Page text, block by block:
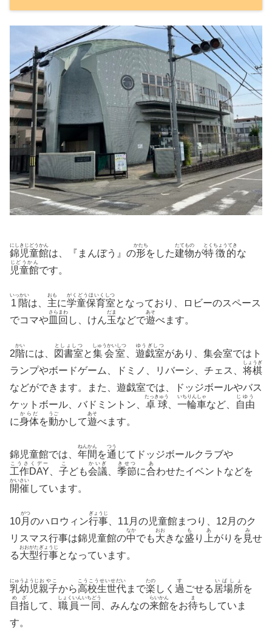
錦児童館
にしきじどうかん
は、『まんぼう』の形
かたち
をした建物
たてもの
が特徴的
とくちょうてき
な
児童館
じどうかん
です。
1階
いっかい
は、 主
おも
に学童保育室
がくどうほいくしつ
となっており、ロビーのスペース
でコマや皿回
さらまわ
し、けん玉
だま
などで遊
あそ
べます。
2階
かい
には、 図書室
としょしつ
と集会室
しゅうかいしつ
遊戯室
ゆうぎしつ
があり、集会室ではト
ランプやボードゲーム、ドミノ、リバーシ、チェス、 将棋
しょうぎ
などができます。また、遊戯室では、ドッジボールやバス
ケットボール、バドミントン、 卓球
たっきゅう
一輪車
いちりんしゃ
など、 自由
じゆう
に身体
からだ
を動
うご
かして遊
あそ
べます。
錦児童館では、 年間
ねんかん
を通
つう
じてドッジボールクラブや
工作DAY
こうさくデー
子
こ
ども会議
かいぎ
季節
きせつ
に合
あ
わせたイベントなどを
開催
かいさい
しています。
10月
がつ
のハロウィン行事
ぎょうじ
、11月の児童館まつり、12月のク
リスマス行事は錦児童館の中
なか
でも大
おお
きな盛
も
り 上
あ
がりを 見
み
せ
る大型行事
おおがたぎょうじ
となっています。
乳幼児
にゅうようじ
親子
おやこ
から高校生世代
こうこうせいせだい
まで楽
たの
しく 過
す
ごせる 居場所
いばしょ
を
目指
めざ
して、 職員一同
しょくいんいちどう
、みんなの来館
らいかん
をお待
ま
ちしていま
す。